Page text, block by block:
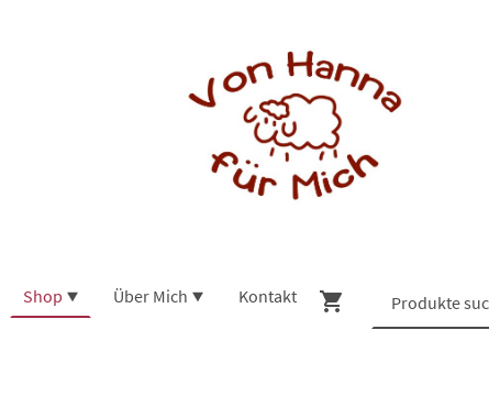
Shop Über Mich Kontakt